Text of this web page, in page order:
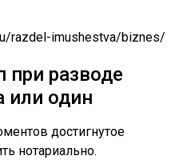
razdel-imushestva/biznes/
разводе
или один
достигнутое
нотариально.